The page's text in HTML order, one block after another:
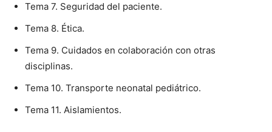
Tema 7. Seguridad del paciente.
Tema 8. Ética.
Tema 9. Cuidados en colaboración con otras
disciplinas.
Tema 10. Transporte neonatal pediátrico.
Tema 11. Aislamientos.